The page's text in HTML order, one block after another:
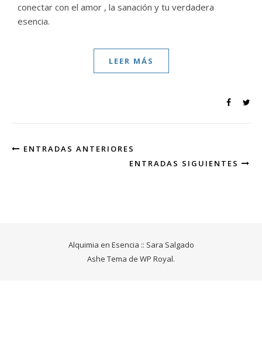
conectar con el amor , la sanación y tu verdadera
esencia.
LEER MÁS
ENTRADAS ANTERIORES
ENTRADAS SIGUIENTES
Alquimia en Esencia :: Sara Salgado
Ashe Tema de WP Royal.